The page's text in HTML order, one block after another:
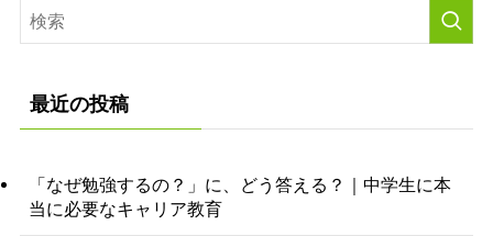
最近の投稿
「なぜ勉強するの？」に、どう答える？｜中学生に本
当に必要なキャリア教育